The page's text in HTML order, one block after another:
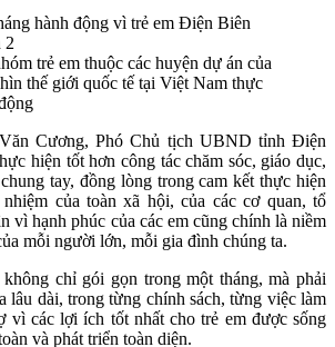
trẻ em thuộc các huyện dự án của
thế giới quốc tế tại Việt Nam thực
Cương,Phó Chủ tịch UBND tỉnh Điện
hiện tốt hơn công tác chăm sóc, giáo dục,
tay, đồng lòng trong cam kết thực hiện
của toàn xã hội, của các cơ quan, tổ
vì hạnh phúc của các em cũng chính là niềm
mỗi người lớn, mỗi gia đình chúng ta.
chỉ gói gọn trong một tháng, mà phải
lâu dài, trong từng chính sách, từng việc làm
vì các lợi ích tốt nhất cho trẻ em được sống
và phát triển toàn diện.